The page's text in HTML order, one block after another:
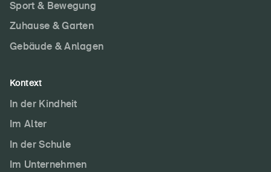
Sport & Bewegung
Zuhause & Garten
Gebäude & Anlagen
Kontext
In der Kindheit
Im Alter
In der Schule
Im Unternehmen